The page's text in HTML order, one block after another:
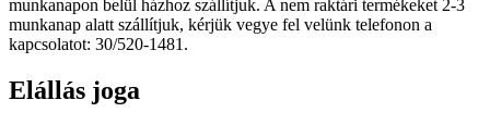
munkanapon belül házhoz szállítjuk. A nem raktári termékeket 2-3
munkanap alatt szállítjuk, kérjük vegye fel velünk telefonon a
kapcsolatot: 30/520-1481.
Elállás joga